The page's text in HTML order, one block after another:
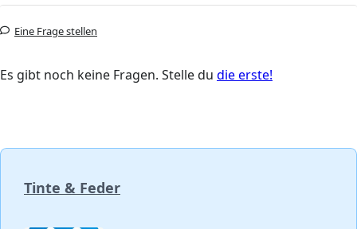
Eine Frage stellen
Es gibt noch keine Fragen. Stelle du die erste!
Tinte & Feder